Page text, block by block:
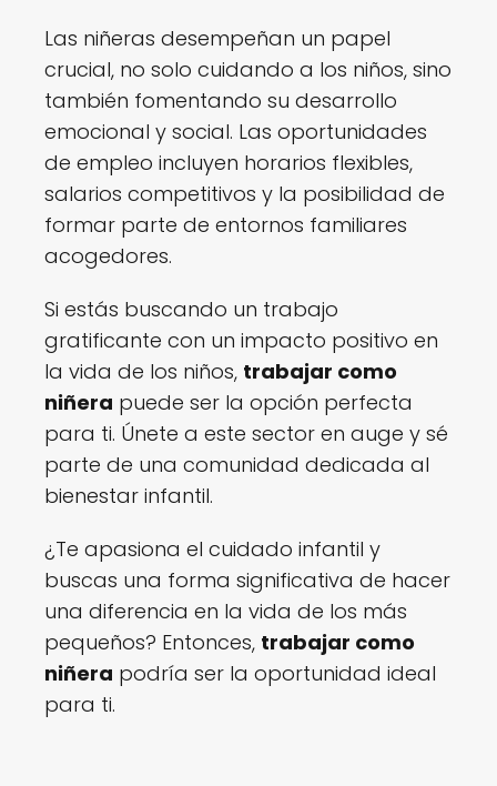
Las niñeras desempeñan un papel
crucial, no solo cuidando a los niños, sino
también fomentando su desarrollo
emocional y social. Las oportunidades
de empleo incluyen horarios flexibles,
salarios competitivos y la posibilidad de
formar parte de entornos familiares
acogedores.
Si estás buscando un trabajo
gratificante con un impacto positivo en
la vida de los niños, trabajar como
niñera puede ser la opción perfecta
para ti. Únete a este sector en auge y sé
parte de una comunidad dedicada al
bienestar infantil.
¿Te apasiona el cuidado infantil y
buscas una forma significativa de hacer
una diferencia en la vida de los más
pequeños? Entonces, trabajar como
niñera podría ser la oportunidad ideal
para ti.